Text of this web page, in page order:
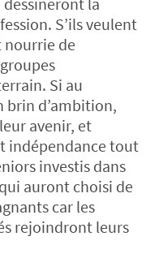
S’ils veulent
nourrie de
Si au
brin d’ambition,
avenir, et
indépendance tout
investis dans
auront choisi de
car les
rejoindront leurs